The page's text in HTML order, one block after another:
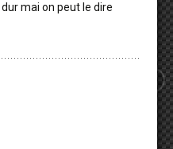
mai on peut le dire